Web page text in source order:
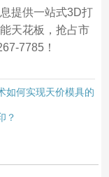
提供一站式3D打
天花板，抢占市
7785！
如何实现天价模具的
？